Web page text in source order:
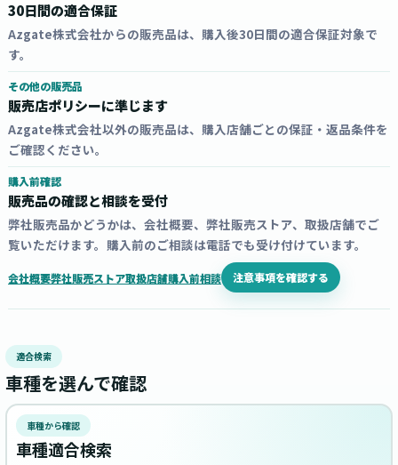
30日間の適合保証
Azgate株式会社からの販売品は、購入後30日間の適合保証対象で
す。
その他の販売品
販売店ポリシーに準じます
Azgate株式会社以外の販売品は、購入店舗ごとの保証・返品条件を
ご確認ください。
購入前確認
販売品の確認と相談を受付
弊社販売品かどうかは、会社概要、弊社販売ストア、取扱店舗でご
覧いただけます。購入前のご相談は電話でも受け付けています。
会社概要弊社販売ストア取扱店舗購入前相談 注意事項を確認する
適合検索
車種を選んで確認
車種から確認
車種適合検索